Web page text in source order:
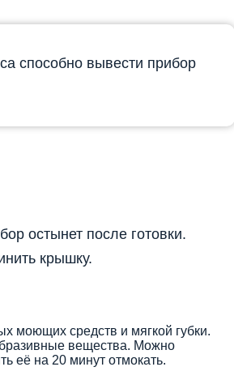
способно вывести прибор
остынет после готовки.
крышку.
моющих средств и мягкой губки.
вещества. Можно
её на 20 минут отмокать.